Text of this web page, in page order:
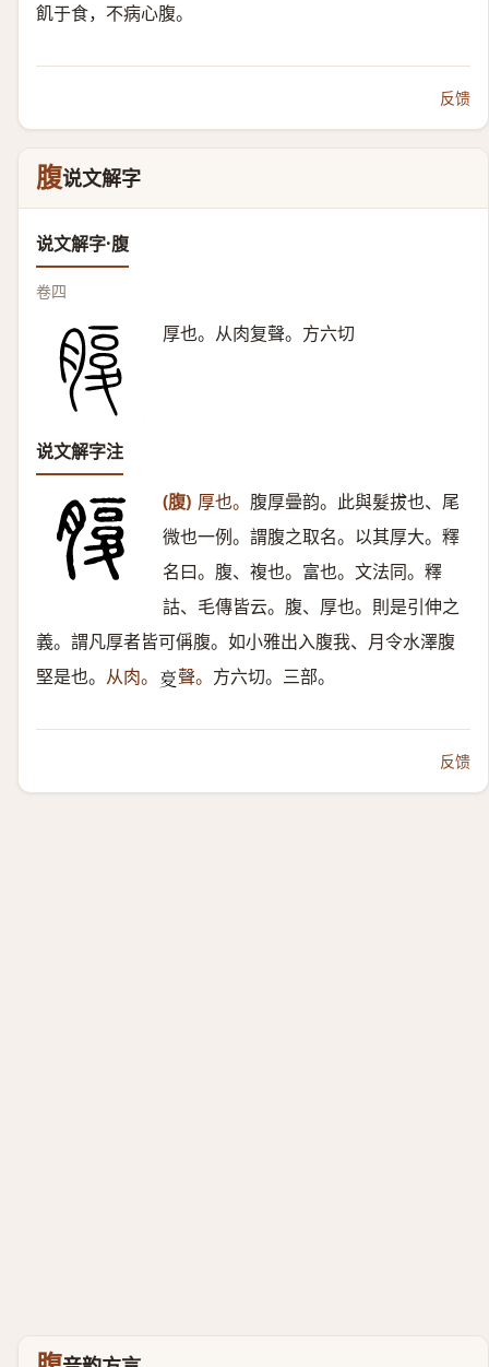
飢于食，不病心腹。
反馈
腹说文解字
说文解字·腹
卷四
厚也。从肉复聲。方六切
说文解字注
(腹) 厚也。 腹厚曡韵。此與髮拔也、尾
微也一例。謂腹之取名。以其厚大。釋
名曰。腹、複也。富也。文法同。釋
詁、毛傳皆云。腹、厚也。則是引伸之
義。謂凡厚者皆可偁腹。如小雅出入腹我、月令水澤腹
堅是也。 从肉。 𡕨 聲。 方六切。三部。
反馈